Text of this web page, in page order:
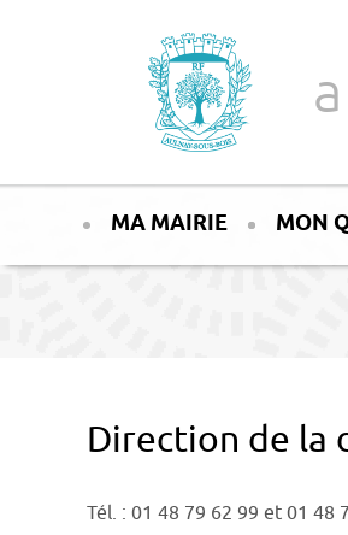
MA MAIRIE MON
Direction de la
Tél. : 01 48 79 62 99 et 01 48